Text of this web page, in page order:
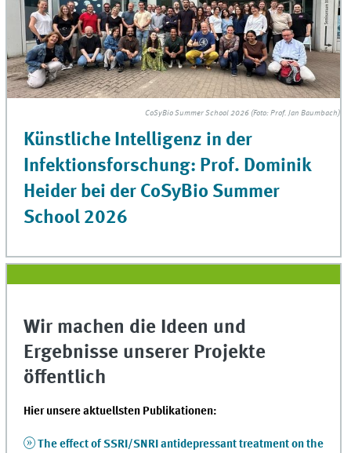
CoSyBio Summer School 2026 (Foto: Prof. Jan Baumbach)
Künstliche Intelligenz in der
Infektionsforschung: Prof. Dominik
Heider bei der CoSyBio Summer
School 2026
Wir machen die Ideen und
Ergebnisse unserer Projekte
öffentlich
Hier unsere aktuellsten Publikationen:
The effect of SSRI/SNRI antidepressant treatment on the